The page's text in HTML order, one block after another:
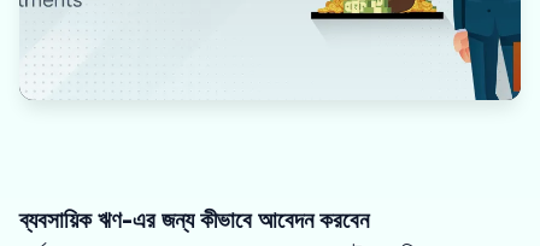
ব্যবসায়িক ঋণ-এর জন্য কীভাবে আবেদন করবেন